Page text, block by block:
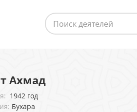
Ахмад
1942 год
Бухара